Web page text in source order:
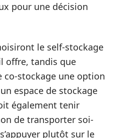
pour une décision
le self-stockage
offre, tandis que
co-stockage une option
espace de stockage
également tenir
de transporter soi-
plutôt sur le